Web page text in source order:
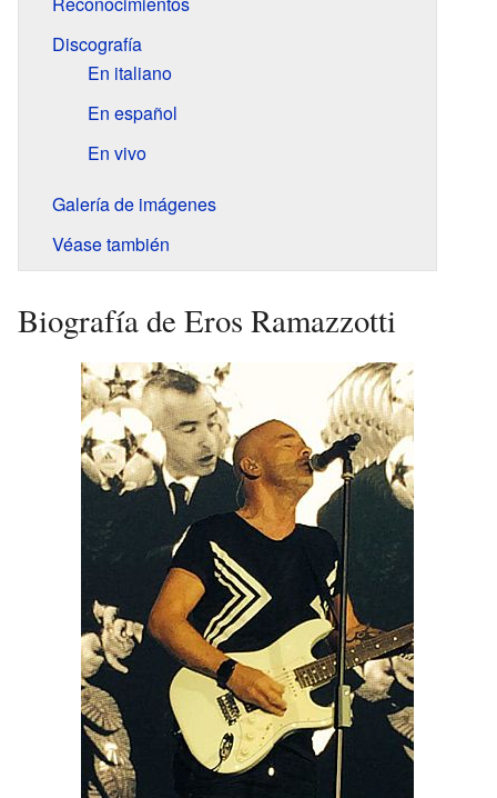
Discografía
En italiano
En español
En vivo
Galería de imágenes
Véase también
Biografía de Eros Ramazzotti